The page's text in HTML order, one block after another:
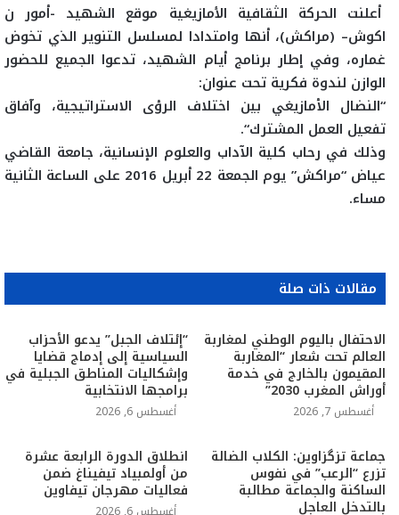
أعلنت الحركة الثقافية اﻷمازيغية موقع الشهيد -أمور ن
اكوش– (مراكش)، أنها وامتدادا لمسلسل التنوير الذي تخوض
غماره، وفي إطار برنامج أيام الشهيد، تدعوا الجميع للحضور
الوازن لندوة فكرية تحت عنوان:
“النضال الأمازيغي بين اختلاف الرؤى الاستراتيجية، وآفاق
تفعيل العمل المشترك“
.
وذلك في رحاب كلية الآداب والعلوم الإنسانية، جامعة القاضي
عياض “مراكش” يوم الجمعة 22 أبريل 2016 على الساعة الثانية
مساء.
مقالات ذات صلة
الاحتفال باليوم الوطني لمغاربة
العالم تحت شعار “المغاربة
المقيمون بالخارج في خدمة
أوراش المغرب 2030”
أغسطس 7, 2026
“إئتلاف الجبل” يدعو الأحزاب
السياسية إلى إدماج قضايا
وإشكاليات المناطق الجبلية في
برامجها الانتخابية
أغسطس 6, 2026
جماعة تزگزاوين: الكلاب الضالة
تزرع “الرعب” في نفوس
الساكنة والجماعة مطالبة
بالتدخل العاجل
انطلاق الدورة الرابعة عشرة
من أولمبياد تيفيناغ ضمن
فعاليات مهرجان تيفاوين